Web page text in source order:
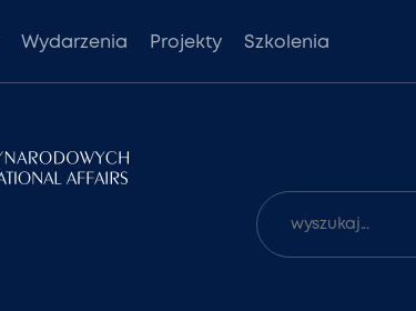
Wydarzenia Projekty Szkolenia